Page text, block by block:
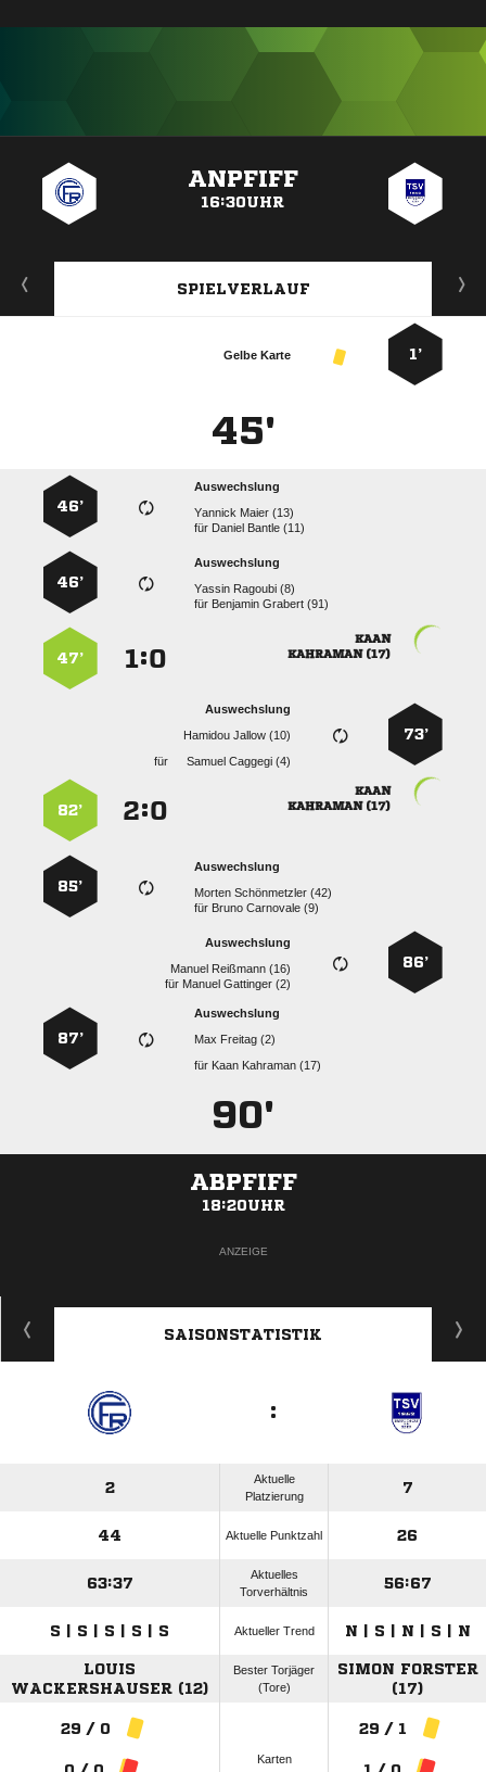
ANPFIFF
16:30UHR
SPIELVERLAUF
1’
Gelbe Karte
45'
Auswechslung
  
für   
46’
Auswechslung
  
für   
46’

 
:
47’
73’
Auswechslung
  
für
  

 
:
82’
Auswechslung
  
für   
85’
86’
Auswechslung
  
für   
Auswechslung
  
für   
87’
90'
ABPFIFF
18:20UHR
ANZEIGE
SAISONSTATISTIK
:
2
Aktuelle
Platzierung
7
44 Aktuelle Punktzahl 26
63:37
Aktuelles
Torverhältnis
56:67
S | S | S | S | S Aktueller Trend N | S | N | S | N
LOUIS
WACKERSHAUSER (12)
Bester Torjäger
(Tore)
SIMON FORSTER
(17)
29 / 0
Karten
29 / 1